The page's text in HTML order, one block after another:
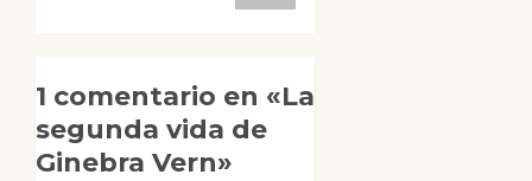
1 comentario en «La
segunda vida de
Ginebra Vern»